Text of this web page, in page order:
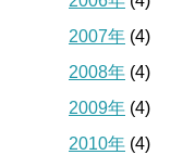
2007年 (4)
2008年 (4)
2009年 (4)
2010年 (4)